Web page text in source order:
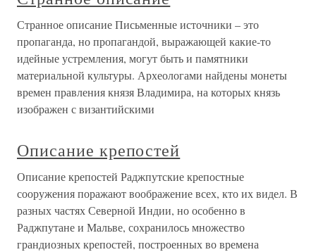
Странное описание Письменные источники – это
пропаганда, но пропагандой, выражающей какие-то
идейные устремления, могут быть и памятники
материальной культуры. Археологами найдены монеты
времен правления князя Владимира, на которых князь
изображен с византийскими
Описание крепостей
Описание крепостей Раджпутские крепостные
сооружения поражают воображение всех, кто их видел. В
разных частях Северной Индии, но особенно в
Раджпутане и Мальве, сохранилось множество
грандиозных крепостей, построенных во времена